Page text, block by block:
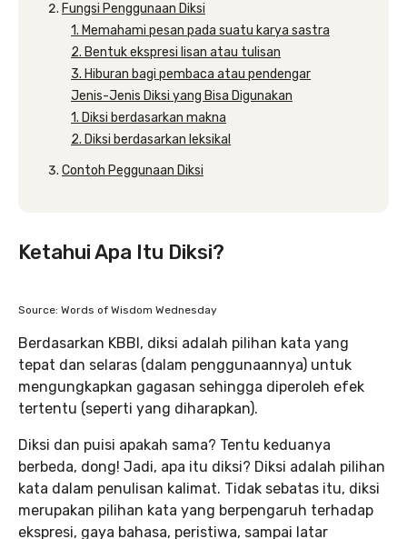
Fungsi Penggunaan Diksi
1. Memahami pesan pada suatu karya sastra
2. Bentuk ekspresi lisan atau tulisan
3. Hiburan bagi pembaca atau pendengar
Jenis-Jenis Diksi yang Bisa Digunakan
1. Diksi berdasarkan makna
2. Diksi berdasarkan leksikal
Contoh Peggunaan Diksi
Ketahui Apa Itu Diksi?
Source: Words of Wisdom Wednesday
Berdasarkan KBBI, diksi adalah pilihan kata yang
tepat dan selaras (dalam penggunaannya) untuk
mengungkapkan gagasan sehingga diperoleh efek
tertentu (seperti yang diharapkan).
Diksi dan puisi apakah sama? Tentu keduanya
berbeda, dong! Jadi, apa itu diksi? Diksi adalah pilihan
kata dalam penulisan kalimat. Tidak sebatas itu, diksi
merupakan pilihan kata yang berpengaruh terhadap
ekspresi, gaya bahasa, peristiwa, sampai latar